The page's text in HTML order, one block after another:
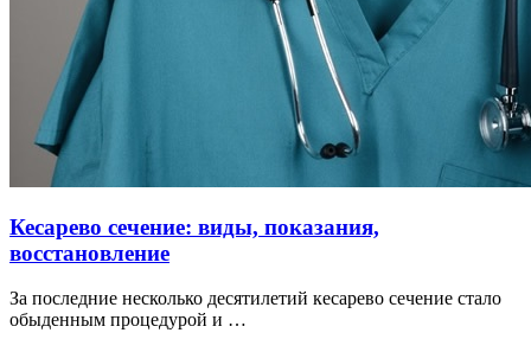
Кесарево сечение: виды, показания,
восстановление
За последние несколько десятилетий кесарево сечение стало
обыденным процедурой и …